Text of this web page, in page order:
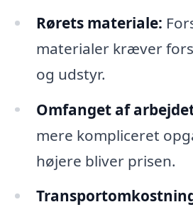
Rørets materiale:
materialer kræver
og udstyr.
Omfanget af
mere kompliceret
højere bliver prisen.